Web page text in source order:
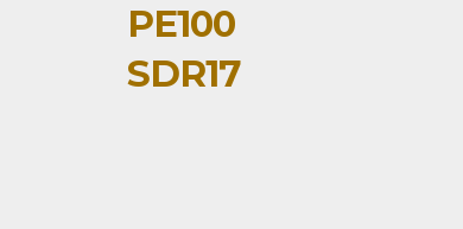
PE100
SDR17